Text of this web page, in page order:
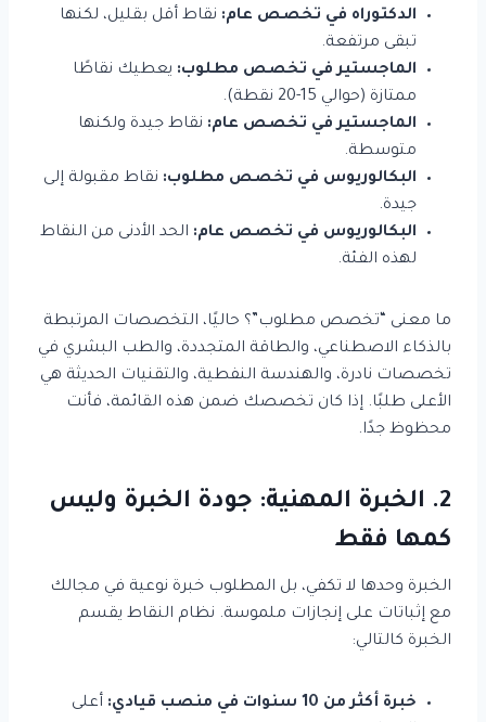
الدكتوراه في تخصص عام: نقاط أقل بقليل، لكنها
تبقى مرتفعة.
الماجستير في تخصص مطلوب: يعطيك نقاطًا
ممتازة (حوالي 15-20 نقطة).
الماجستير في تخصص عام: نقاط جيدة ولكنها
متوسطة.
البكالوريوس في تخصص مطلوب: نقاط مقبولة إلى
جيدة.
البكالوريوس في تخصص عام: الحد الأدنى من النقاط
لهذه الفئة.
ما معنى “تخصص مطلوب”؟ حاليًا، التخصصات المرتبطة
بالذكاء الاصطناعي، والطاقة المتجددة، والطب البشري في
تخصصات نادرة، والهندسة النفطية، والتقنيات الحديثة هي
الأعلى طلبًا. إذا كان تخصصك ضمن هذه القائمة، فأنت
محظوظ جدًا.
2. الخبرة المهنية: جودة الخبرة وليس
كمها فقط
الخبرة وحدها لا تكفي، بل المطلوب خبرة نوعية في مجالك
مع إثباتات على إنجازات ملموسة. نظام النقاط يقسم
الخبرة كالتالي:
خبرة أكثر من 10 سنوات في منصب قيادي: أعلى